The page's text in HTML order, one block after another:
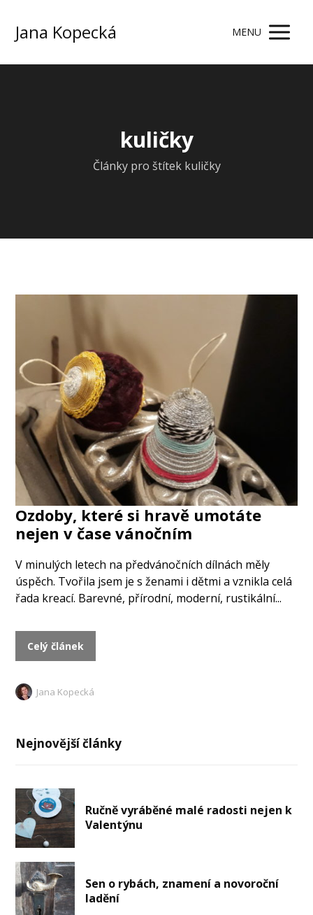
Jana Kopecká MENU
kuličky
Články pro štítek kuličky
Ozdoby, které si hravě umotáte
nejen v čase vánočním
V minulých letech na předvánočních dílnách měly
úspěch. Tvořila jsem je s ženami i dětmi a vznikla celá
řada kreací. Barevné, přírodní, moderní, rustikální...
Celý článek
Jana Kopecká
Nejnovější články
Ručně vyráběné malé radosti nejen k
Valentýnu
Sen o rybách, znamení a novoroční
ladění